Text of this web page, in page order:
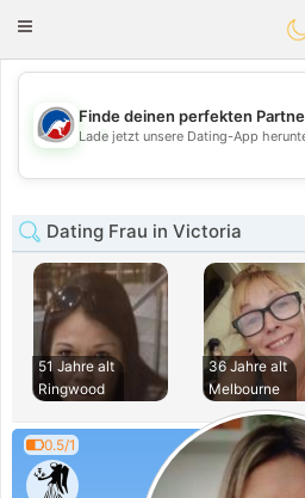
Toggle
💖
💕
Finde deinen perfekten
Lade jetzt unsere Dating-App
Dating Frau in Victoria
51 Jahre alt
Ringwood
36 Jahre alt
Melbourne
0.5/1